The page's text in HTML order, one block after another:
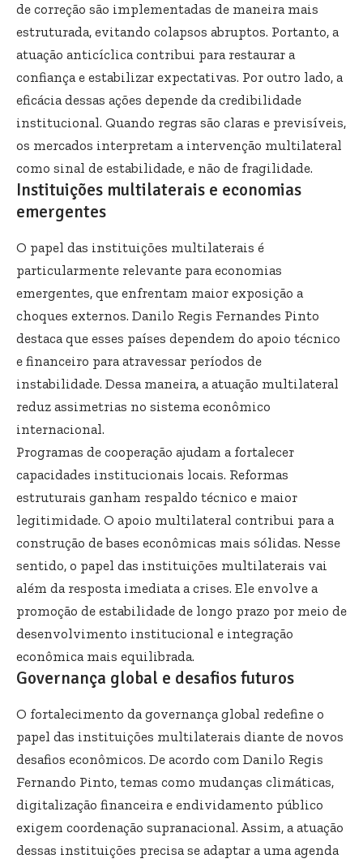
de correção são implementadas de maneira mais
estruturada, evitando colapsos abruptos. Portanto, a
atuação anticíclica contribui para restaurar a
confiança e estabilizar expectativas. Por outro lado, a
eficácia dessas ações depende da credibilidade
institucional. Quando regras são claras e previsíveis,
os mercados interpretam a intervenção multilateral
como sinal de estabilidade, e não de fragilidade.
Instituições multilaterais e economias
emergentes
O papel das instituições multilaterais é
particularmente relevante para economias
emergentes, que enfrentam maior exposição a
choques externos. Danilo Regis Fernandes Pinto
destaca que esses países dependem do apoio técnico
e financeiro para atravessar períodos de
instabilidade. Dessa maneira, a atuação multilateral
reduz assimetrias no sistema econômico
internacional.
Programas de cooperação ajudam a fortalecer
capacidades institucionais locais. Reformas
estruturais ganham respaldo técnico e maior
legitimidade. O apoio multilateral contribui para a
construção de bases econômicas mais sólidas. Nesse
sentido, o papel das instituições multilaterais vai
além da resposta imediata a crises. Ele envolve a
promoção de estabilidade de longo prazo por meio de
desenvolvimento institucional e integração
econômica mais equilibrada.
Governança global e desafios futuros
O fortalecimento da governança global redefine o
papel das instituições multilaterais diante de novos
desafios econômicos. De acordo com Danilo Regis
Fernando Pinto, temas como mudanças climáticas,
digitalização financeira e endividamento público
exigem coordenação supranacional. Assim, a atuação
dessas instituições precisa se adaptar a uma agenda